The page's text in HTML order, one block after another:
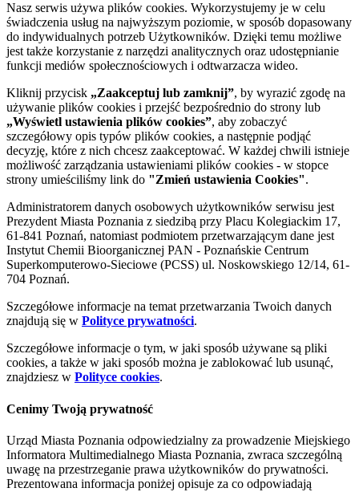
Nasz serwis używa plików cookies. Wykorzystujemy je w celu
świadczenia usług na najwyższym poziomie, w sposób dopasowany
do indywidualnych potrzeb Użytkowników. Dzięki temu możliwe
jest także korzystanie z narzędzi analitycznych oraz udostępnianie
funkcji mediów społecznościowych i odtwarzacza wideo.
Kliknij przycisk „Zaakceptuj lub zamknij”, by wyrazić zgodę na
używanie plików cookies i przejść bezpośrednio do strony lub
„Wyświetl ustawienia plików cookies”, aby zobaczyć
szczegółowy opis typów plików cookies, a następnie podjąć
decyzję, które z nich chcesz zaakceptować. W każdej chwili istnieje
możliwość zarządzania ustawieniami plików cookies - w stopce
strony umieściliśmy link do "Zmień ustawienia Cookies".
Administratorem danych osobowych użytkowników serwisu jest
Prezydent Miasta Poznania z siedzibą przy Placu Kolegiackim 17,
61-841 Poznań, natomiast podmiotem przetwarzającym dane jest
Instytut Chemii Bioorganicznej PAN - Poznańskie Centrum
Superkomputerowo-Sieciowe (PCSS) ul. Noskowskiego 12/14, 61-
704 Poznań.
Szczegółowe informacje na temat przetwarzania Twoich danych
znajdują się w Polityce prywatności.
Szczegółowe informacje o tym, w jaki sposób używane są pliki
cookies, a także w jaki sposób można je zablokować lub usunąć,
znajdziesz w Polityce cookies.
Cenimy Twoją prywatność
Urząd Miasta Poznania odpowiedzialny za prowadzenie Miejskiego
Informatora Multimedialnego Miasta Poznania, zwraca szczególną
uwagę na przestrzeganie prawa użytkowników do prywatności.
Prezentowana informacja poniżej opisuje za co odpowiadają